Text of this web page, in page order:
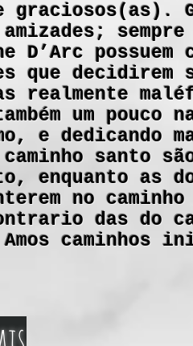
graciosos(as).
possuem
que decidirem
realmente
um pouco
e dedicando
santo
enquanto as
no caminho
das do
caminhos